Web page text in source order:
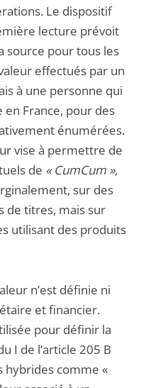
Le dispositif
lecture prévoit
source pour tous les
effectués par un
à une personne qui
en France, pour des
énumérées.
vise à permettre de
de « CumCum »,
sur des
de titres, mais sur
utilisant des produits
n’est définie ni
et financier.
pour définir la
I de l’article 205 B
hybrides comme «